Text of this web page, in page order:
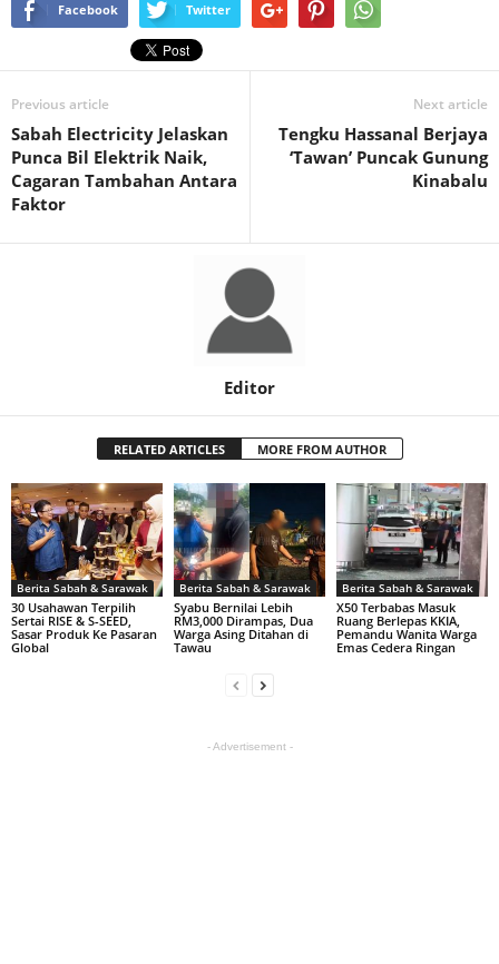
Facebook Twitter
Previous article
Sabah Electricity Jelaskan
Punca Bil Elektrik Naik,
Cagaran Tambahan Antara
Faktor
Next article
Tengku Hassanal Berjaya
‘Tawan’ Puncak Gunung
Kinabalu
Editor
RELATED ARTICLES MORE FROM AUTHOR
Berita Sabah & Sarawak
30 Usahawan Terpilih
Sertai RISE & S-SEED,
Sasar Produk Ke Pasaran
Global
Berita Sabah & Sarawak
Syabu Bernilai Lebih
RM3,000 Dirampas, Dua
Warga Asing Ditahan di
Tawau
Berita Sabah & Sarawak
X50 Terbabas Masuk
Ruang Berlepas KKIA,
Pemandu Wanita Warga
Emas Cedera Ringan
- Advertisement -